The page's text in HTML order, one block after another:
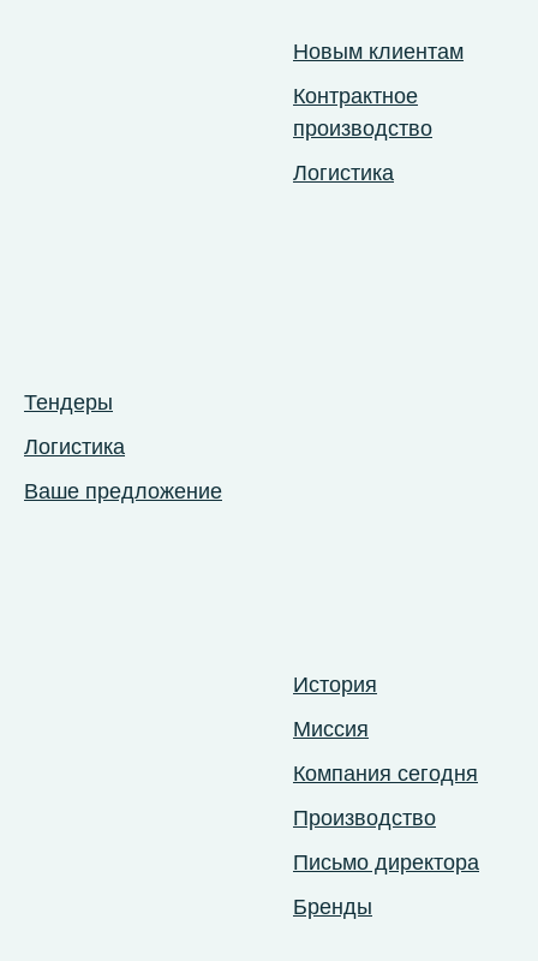
Новым клиентам
Контрактное
производство
Логистика
Тендеры
Логистика
Ваше предложение
История
Миссия
Компания сегодня
Производство
Письмо директора
Бренды